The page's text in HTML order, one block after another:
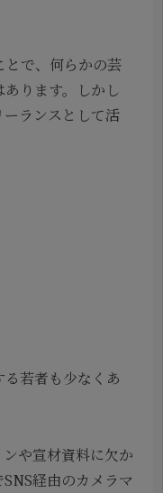
とで、何らかの芸
ります。しかし
ランスとして活
若者も少なくあ
や宣材資料に欠か
経由のカメラマ